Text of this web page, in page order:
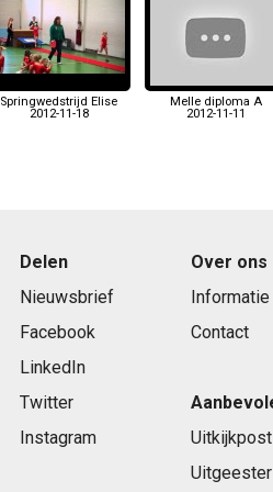
Springwedstrijd Elise
2012-11-18
Melle diploma A
2012-11-11
Delen
Nieuwsbrief
Facebook
LinkedIn
Twitter
Instagram
Over ons
Informatie
Contact
Uitkijkpost
Uitgeester